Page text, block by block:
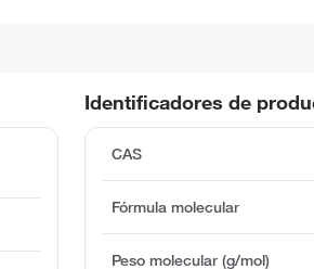
Identificadores de
CAS
Fórmula molecular
Peso molecular (g/mol)